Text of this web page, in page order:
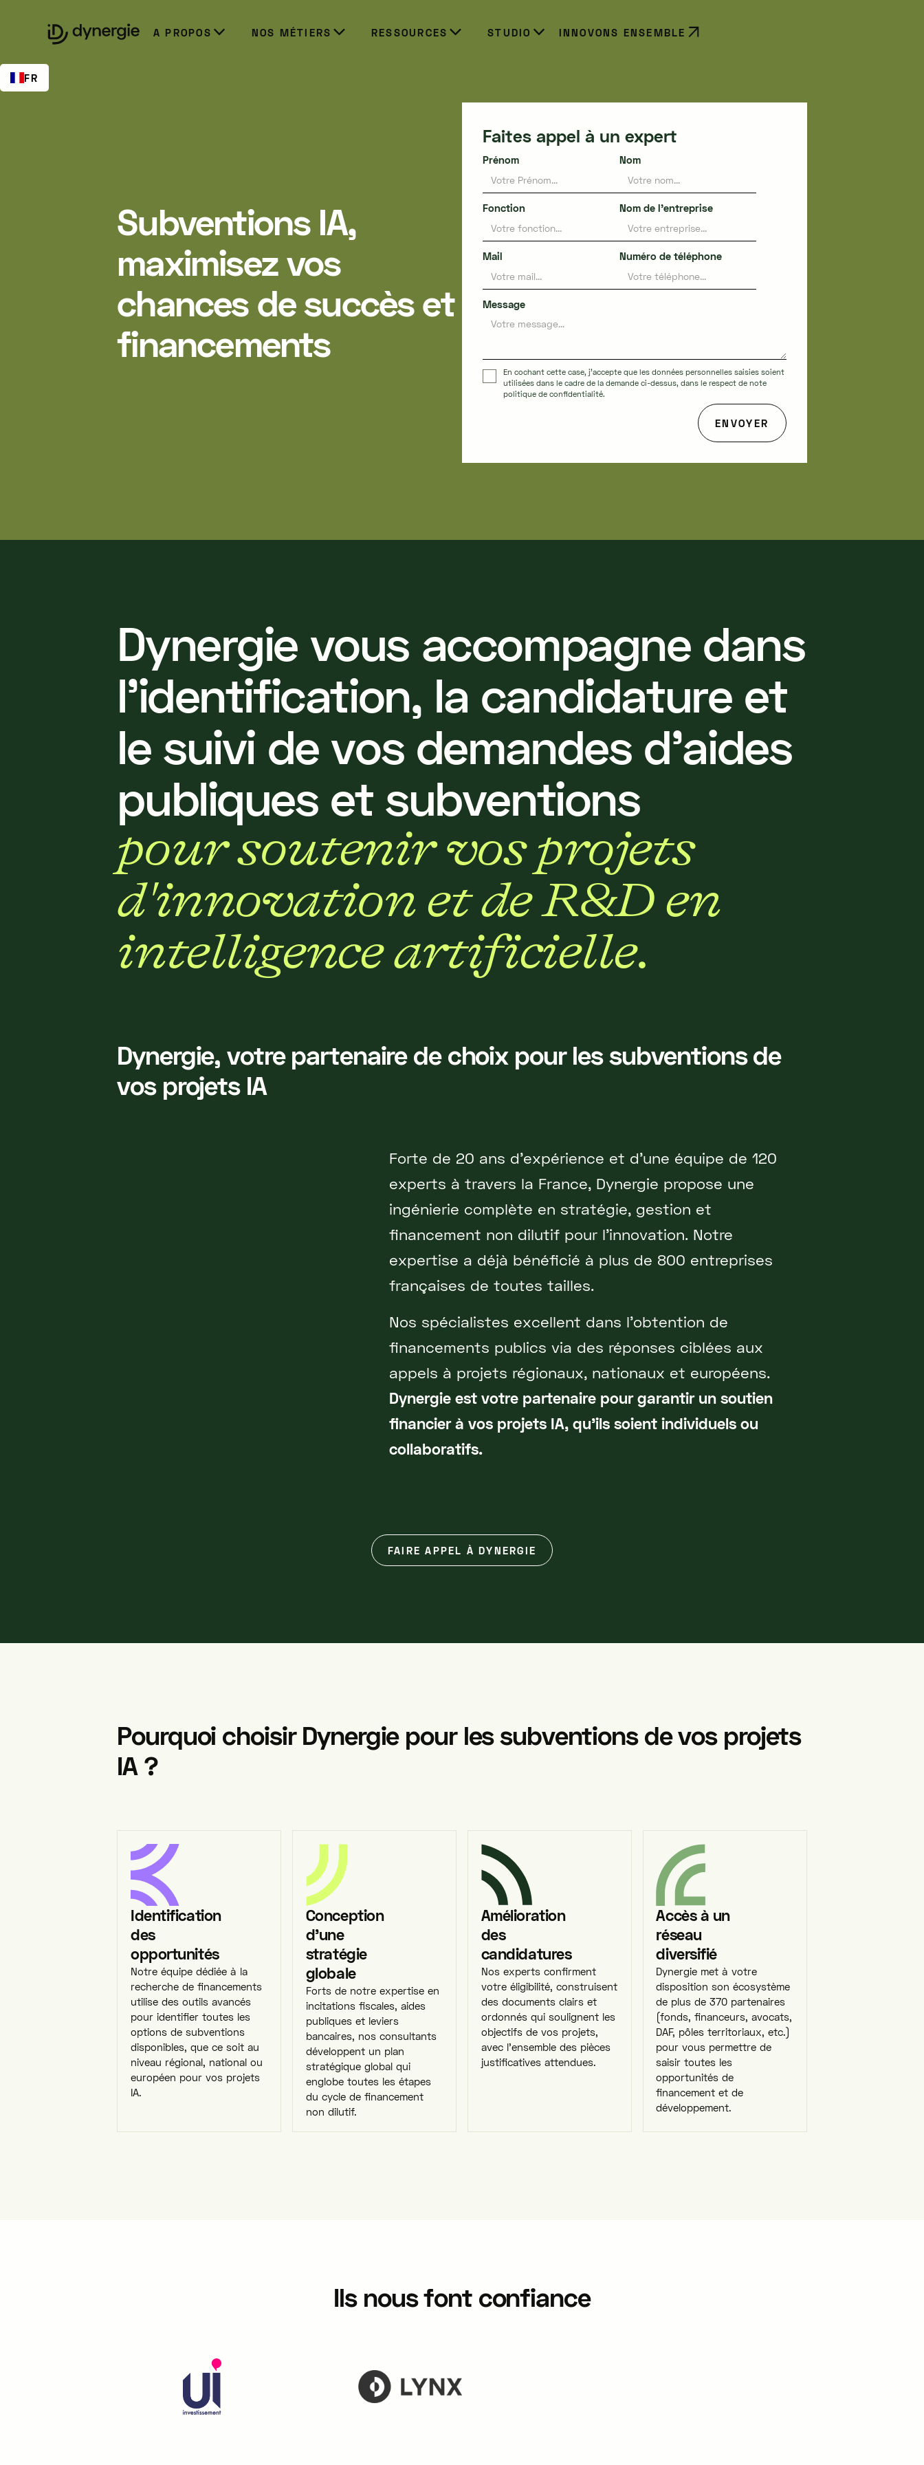
A PROPOS NOS MÉTIERS RESSOURCES STUDIO INNOVONS ENSEMBLE
FR
Subventions IA,
maximisez vos
chances de succès et
financements
Faites appel à un expert
Prénom Nom
Fonction Nom de l'entreprise
Mail Numéro de téléphone
Message
En cochant cette case, j'accepte que les données personnelles saisies soient
utilisées dans le cadre de la demande ci-dessus, dans le respect de note
politique de confidentialité.
Dynergie vous accompagne dans
l'identification, la candidature et
le suivi de vos demandes d'aides
publiques et subventions
poursoutenir vos projets
d'innovation et deR&D en
intelligence artificielle.
Dynergie, votre partenaire de choix pour les subventions de
vos projets IA
Forte de 20 ans d'expérience et d'une équipe de 120
experts à travers la France, Dynergie propose une
ingénierie complète en stratégie, gestion et
financement non dilutif pour l'innovation. Notre
expertise a déjà bénéficié à plus de 800 entreprises
françaises de toutes tailles.
Nos spécialistes excellent dans l'obtention de
financements publics via des réponses ciblées aux
appels à projets régionaux, nationaux et européens.
Dynergie est votre partenaire pour garantir un soutien
financier à vos projets IA, qu'ils soient individuels ou
collaboratifs.
FAIRE APPEL À DYNERGIE
Pourquoi choisir Dynergie pour lessubventions devos projets
IA ?
Identification
des
opportunités
Notre équipe dédiée à la
recherche de financements
utilise des outils avancés
pour identifier toutes les
options de subventions
disponibles, que ce soit au
niveau régional, national ou
européen pour vos projets
IA.
Conception
d'une
stratégie
globale
Forts de notre expertise en
incitations fiscales, aides
publiques et leviers
bancaires, nos consultants
développent un plan
stratégique global qui
englobe toutes les étapes
du cycle de financement
non dilutif.
Amélioration
des
candidatures
Nos experts confirment
votre éligibilité, construisent
des documents clairs et
ordonnés qui soulignent les
objectifs de vos projets,
avec l'ensemble des pièces
justificatives attendues.
Accès à un
réseau
diversifié
Dynergie met à votre
disposition son écosystème
de plus de 370 partenaires
(fonds, financeurs, avocats,
DAF, pôles territoriaux, etc.)
pour vous permettre de
saisir toutes les
opportunités de
financement et de
développement.
Ils nous font confiance